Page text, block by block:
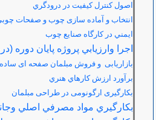
اصول كنترل كيفيت در درودگري
انتخاب و آماده سازی چوب و صفحات
ايمني در كارگاه صنايع چوب
اجرا وارزيابي پروژه پايان دوره
بازاریابی و فروش مبلمان صفحه ای ساده
برآورد ارزش كارهاي هنري
بکارگیری ارگونومی در طراحی مبلمان
بكارگيري مواد مصرفي اصلي